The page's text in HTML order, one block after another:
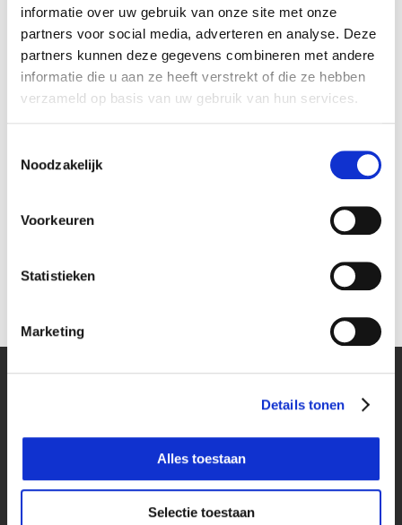
informatie over uw gebruik van onze site met onze
partners voor social media, adverteren en analyse. Deze
partners kunnen deze gegevens combineren met andere
informatie die u aan ze heeft verstrekt of die ze hebben
verzameld op basis van uw gebruik van hun services.
Noodzakelijk
Voorkeuren
Statistieken
Marketing
Details tonen
Alles toestaan
Selectie toestaan
Zelf zien hoe hét eenvoudigste
online opmaakprogramma
werkt?
leven als MarCom professional eenvoudiger en effectiever
maakt. Graag laten wij de uitgebreide mogelijkheden en
Docufiller eerst uitproberen en zelf zien hoe het werkt.
Vraag een gratis demo aan!
Docufiller
Kerkhofstraat 21,
5554 HG Valkenswaard
t:+31 (0)40 204 42 50
e:contact@docufiller.nl